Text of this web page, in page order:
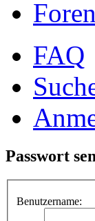
FAQ
Passwort
Benutzername: